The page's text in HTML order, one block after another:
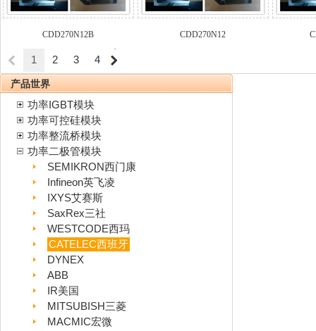
CDD270N12B CDD270N12
1 2 3 4
产品世界
功率IGBT模块
功率可控硅模块
功率整流桥模块
功率二极管模块
SEMIKRON西门康
Infineon英飞凌
IXYS艾赛斯
SaxRex三社
WESTCODE西玛
CATELEC西班牙
DYNEX
ABB
IR美国
MITSUBISH三菱
MACMIC宏微